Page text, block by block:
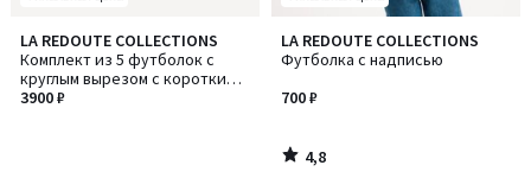
LA REDOUTE COLLECTIONS
Комплект из 5 футболок с
круглым вырезом с короткими
рукавами, тема "скейтборд"
3900 ₽
LA REDOUTE COLLECTIONS
Футболка с надписью
700 ₽
4,8
/ 5
4,8
/